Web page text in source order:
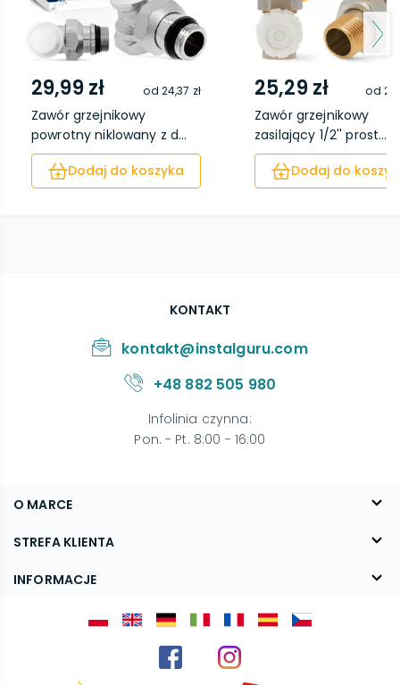
29,99 zł od 24,37 zł
Zawór grzejnikowy
powrotny niklowany z d...
Dodaj do koszyka
25,29 zł od
Zawór grzejnikowy
zasilający 1/2'' prost...
Dodaj do
O MARCE
O nas
Blog
STREFA KLIENTA
FAQ
INFORMACJE
KONTAKT
kontakt@instalguru.com
+48 882 505 980
Infolinia czynna:
Pon. - Pt. 8:00 - 16:00